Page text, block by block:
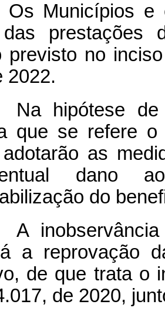
Municípios e
prestações
previsto no
2022.
Na hipótese de
que se refere
as
dano
do
a reprovação
de que trata o
de 2020,